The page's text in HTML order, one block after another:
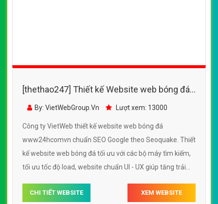
[thethao247] Thiết kế Website web bóng đá -
www24hcomvn
By: VietWebGroup.Vn Lượt xem: 13000
Công ty VietWeb thiết kế website web bóng đá
www24hcomvn chuẩn SEO Google theo Seoquake. Thiết
kế website web bóng đá tối ưu với các bộ máy tìm kiếm,
tối ưu tốc độ load, website chuẩn UI - UX giúp tăng trải
www24hcomvn
CHI TIẾT WEBSITE XEM WEBSITE